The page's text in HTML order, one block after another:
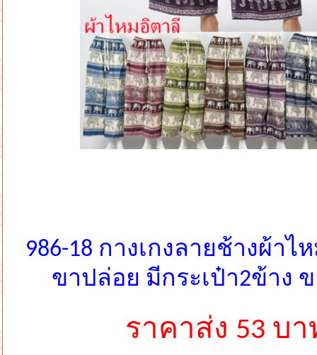
986-18 กางเกงลายช้างผ้าไ
ขาปล่อย มีกระเป๋า2ข้าง
ราคาส่ง 53 บา